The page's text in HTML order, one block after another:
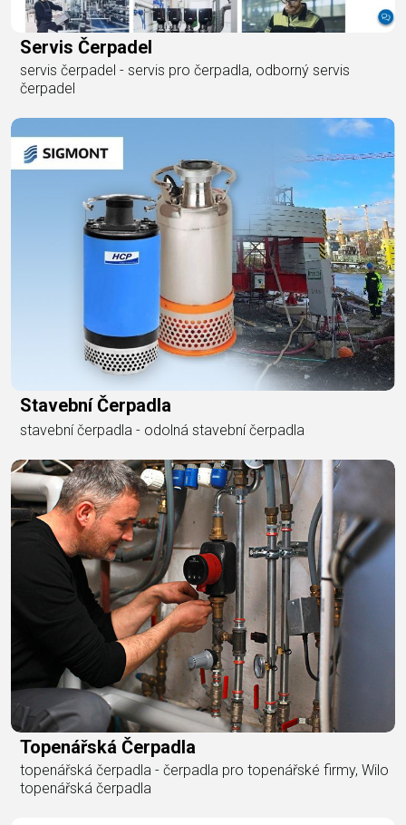
Servis Čerpadel
servis čerpadel - servis pro čerpadla, odborný servis
čerpadel
Stavební Čerpadla
stavební čerpadla - odolná stavební čerpadla
Topenářská Čerpadla
topenářská čerpadla - čerpadla pro topenářské firmy, Wilo
topenářská čerpadla